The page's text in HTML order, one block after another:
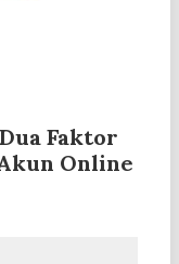
Faktor
Online